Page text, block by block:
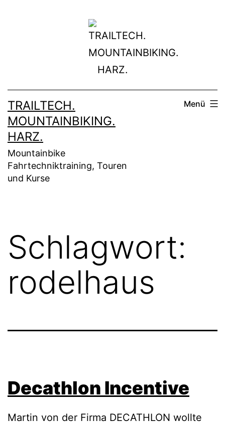
TRAILTECH.
MOUNTAINBIKING.
HARZ.
Mountainbike
Fahrtechniktraining, Touren
und Kurse
Menü
Schlagwort:
rodelhaus
Decathlon Incentive
Martin von der Firma DECATHLON wollte